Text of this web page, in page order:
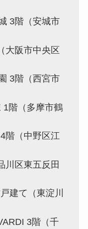
3階（安城市
大阪市中央区
3階（西宮市
1階（多摩市鶴
階（中野区江
川区東五反田
建て（東淀川
3階（千